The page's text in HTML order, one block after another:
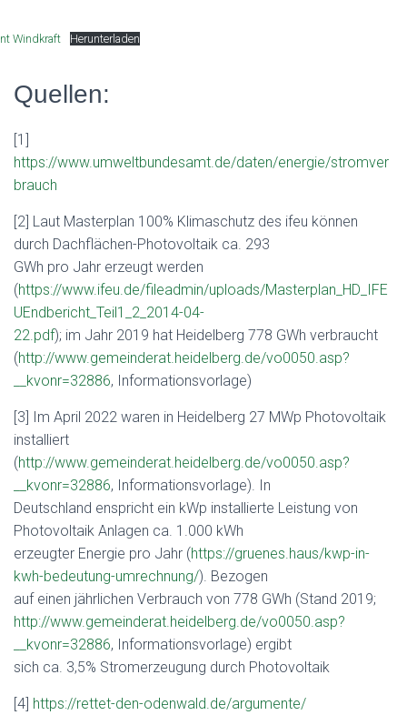
Windkraft Herunterladen
Quellen:
[1]
https://www.umweltbundesamt.de/daten/energie/stromver
brauch
[2] Laut Masterplan 100% Klimaschutz des ifeu können
durch Dachflächen-Photovoltaik ca. 293
GWh pro Jahr erzeugt werden
(https://www.ifeu.de/fileadmin/uploads/Masterplan_HD_IFE
UEndbericht_Teil1_2_2014-04-
22.pdf); im Jahr 2019 hat Heidelberg 778 GWh verbraucht
(http://www.gemeinderat.heidelberg.de/vo0050.asp?
__kvonr=32886, Informationsvorlage)
[3] Im April 2022 waren in Heidelberg 27 MWp Photovoltaik
installiert
(http://www.gemeinderat.heidelberg.de/vo0050.asp?
__kvonr=32886, Informationsvorlage). In
Deutschland enspricht ein kWp installierte Leistung von
Photovoltaik Anlagen ca. 1.000 kWh
erzeugter Energie pro Jahr (https://gruenes.haus/kwp-in-
kwh-bedeutung-umrechnung/). Bezogen
auf einen jährlichen Verbrauch von 778 GWh (Stand 2019;
http://www.gemeinderat.heidelberg.de/vo0050.asp?
__kvonr=32886, Informationsvorlage) ergibt
sich ca. 3,5% Stromerzeugung durch Photovoltaik
[4] https://rettet-den-odenwald.de/argumente/